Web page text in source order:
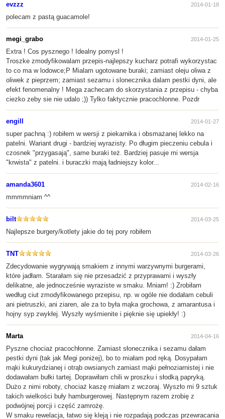
evzzz 2014-01-18
polecam z pastą guacamole!
megi_grabo 2014-01-25
Extra ! Cos pysznego ! Idealny pomysl !
Troszke zmodyfikowalam przepis-najlepszy kucharz potrafi wykorzystac
to co ma w lodowce;P Mialam ugotowane buraki; zamiast oleju oliwa z
oliwek z pieprzem; zamiast sezamu i slonecznika dalam pestki dyni, ale
efekt fenomenalny ! Mega zachecam do skorzystania z przepisu - chyba
ciezko zeby sie nie udalo ;)) Tylko faktycznie pracochlonne. Pozdr
engill 2014-01-27
super pachną :) robiłem w wersji z piekarnika i obsmażanej lekko na
patelni. Wariant drugi - bardziej wyrazisty. Po długim pieczeniu cebula i
czosnek "przygasają", same buraki też. Bardziej pasuje mi wersja
"krwista" z patelni. i buraczki mają ładniejszy kolor...
amanda3601 2014-02-16
mmmmniam ^^
bilt 2014-03-25
Najlepsze burgery/kotlety jakie do tej pory robiłem
TNT 2014-03-26
Zdecydowanie wygrywają smakiem z innymi warzywnymi burgerami,
które jadłam. Starałam się nie przesadzić z przyprawami i wyszły
delikatne, ale jednocześnie wyraziste w smaku. Mniam! :) Zrobiłam
według ciut zmodyfikowanego przepisu, np. w ogóle nie dodałam cebuli
ani pietruszki, ani ziaren, ale za to była mąka grochowa, z amarantusa i
hojny syp zwykłej. Wyszły wyśmienite i pięknie się upiekły! :)
Marta 2014-04-16
Pyszne chociaż pracochłonne. Zamiast słonecznika i sezamu dałam
pestki dyni (tak jak Megi poniżej), bo to miałam pod ręką. Dosypałam
mąki kukurydzianej i otrąb owsianych zamiast mąki pełnoziarnistej i nie
dodawałam bułki tartej. Doprawiłam chili w proszku i słodką papryką.
Dużo z nimi roboty, chociaż kaszę miałam z wczoraj. Wyszło mi 9 sztuk
takich wielkości buły hamburgerowej. Następnym razem zrobię z
podwójnej porcji i część zamrożę.
W smaku rewelacja, łatwo się kleją i nie rozpadają podczas przewracania